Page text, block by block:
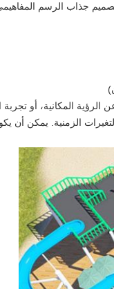
جذاب الرسم
المكانية، أو تجربة
الزمنية.
يمكن أن